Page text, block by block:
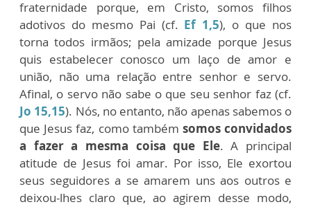
fraternidade porque, em Cristo, somos filhos
adotivos do mesmo Pai (cf. Ef 1,5), o que nos
torna todos irmãos; pela amizade porque Jesus
quis estabelecer conosco um laço de amor e
união, não uma relação entre senhor e servo.
Afinal, o servo não sabe o que seu senhor faz (cf.
Jo 15,15). Nós, no entanto, não apenas sabemos o
que Jesus faz, como também somos convidados
a fazer a mesma coisa que Ele. A principal
atitude de Jesus foi amar. Por isso, Ele exortou
seus seguidores a se amarem uns aos outros e
deixou-lhes claro que, ao agirem desse modo,